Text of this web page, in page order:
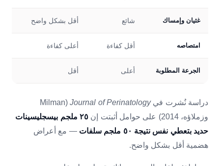
غثيان وإمساك شائع أقل بشكل واضح
امتصاصه أقل كفاءة أعلى كفاءة
الجرعة المطلوبة أعلى أقل
دراسة نُشرت فيJournal of Perinatology
(Milman
وزملاؤه، 2014) على حوامل أثبتت إن
٢٥ ملجم بيسجليسينات
حديد بتعطي نفس نتيجة ٥٠ ملجم سلفات
— مع أعراض
هضمية أقل بشكل واضح.